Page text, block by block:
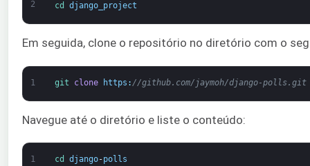
2
cd django_project
Em seguida, clone o repositório no diretório com o
1 git clone https : //github.com/jaymoh/django-polls.git
Navegue até o diretório e liste o conteúdo:
1 cd django-polls